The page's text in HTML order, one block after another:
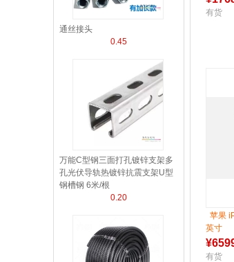
通丝接头
0.45
万能C型钢三面打孔镀锌支架多
孔光伏导轨热镀锌抗震支架U型
钢槽钢 6米/根
0.20
有货
苹果
英寸
¥
有货